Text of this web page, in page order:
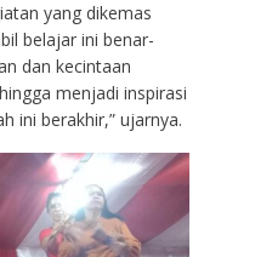
yang dikemas
belajar ini benar-
dan kecintaan
menjadi inspirasi
ini berakhir,” ujarnya.